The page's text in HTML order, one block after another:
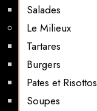
Salades
Le Milieux
Tartares
Burgers
Pates et Risottos
Soupes